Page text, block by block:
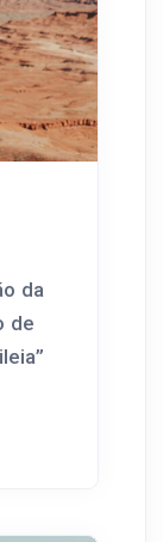
da
de